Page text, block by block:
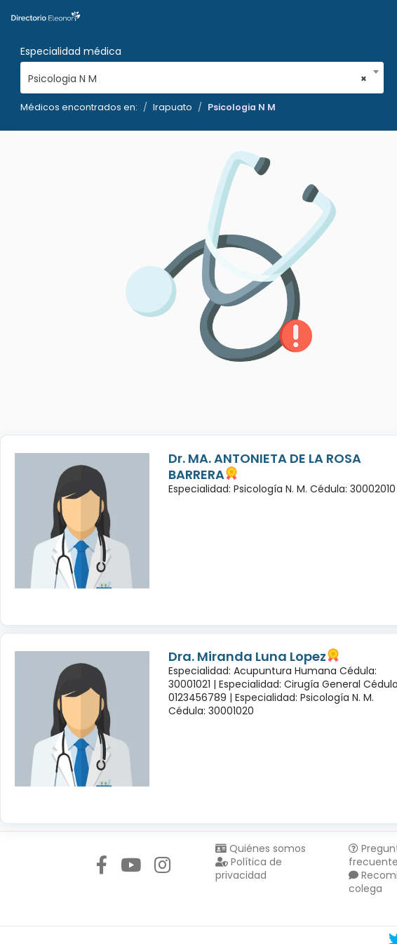
Especialidad médica
×
Psicologia N M
Médicos encontrados en: Irapuato Psicologia N M
Dr. MA. ANTONIETA DE LA ROSA
BARRERA
Especialidad: Psicología N. M. Cédula: 30002010
Dra. Miranda Luna Lopez
Especialidad: Acupuntura Humana Cédula:
30001021 | Especialidad: Cirugía General
0123456789 | Especialidad: Psicología N. M.
Cédula: 30001020
Quiénes somos
Política de
privacidad
colega